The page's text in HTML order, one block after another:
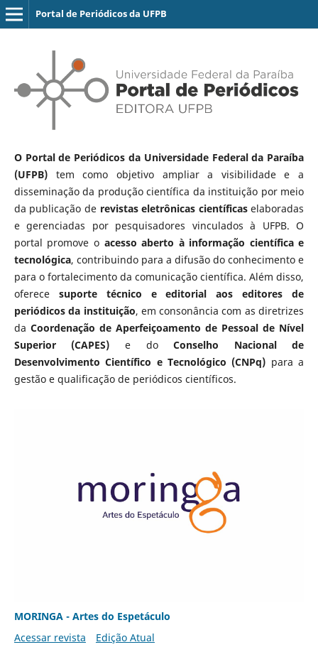
Portal de Periódicos da UFPB
O Portal de Periódicos da Universidade Federal da Paraíba
(UFPB)tem como objetivo ampliar a visibilidade e a
disseminação da produção científica da instituição por meio
da publicação de revistas eletrônicas científicaselaboradas
e gerenciadas por pesquisadores vinculados à UFPB. O
portal promove o acesso aberto à informação científica e
tecnológica, contribuindo para a difusão do conhecimento e
para o fortalecimento da comunicação científica. Além disso,
oferece suporte técnico e editorial aos editores de
periódicos da instituição, em consonância com as diretrizes
da Coordenação de Aperfeiçoamento de Pessoal de Nível
Superior (CAPES) e doConselho Nacional de
Desenvolvimento Científico e Tecnológico (CNPq) para a
gestão e qualificação de periódicos científicos.
MORINGA - Artes do Espetáculo
Acessar revista
Edição Atual